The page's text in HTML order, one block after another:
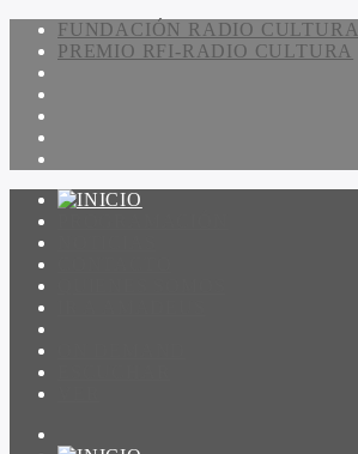
FUNDACIÓN RADIO CULTURA
PREMIO RFI-RADIO CULTURA